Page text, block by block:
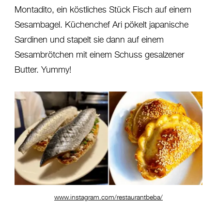
Montadito, ein köstliches Stück Fisch auf einem
Sesambagel. Küchenchef Ari pökelt japanische
Sardinen und stapelt sie dann auf einem
Sesambrötchen mit einem Schuss gesalzener
Butter. Yummy!
www.instagram.com/restaurantbeba/